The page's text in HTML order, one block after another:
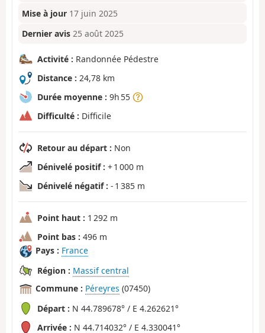
Mise à jour 17 juin 2025
Dernier avis 25 août 2025
Activité : Randonnée Pédestre
Distance : 24,78 km
Durée moyenne : 9h 55
Difficulté : Difficile
Retour au départ : Non
Dénivelé positif : + 1 000 m
Dénivelé négatif : - 1 385 m
Point haut : 1 292 m
Point bas : 496 m
Pays : France
Région : Massif central
Commune : Péreyres (07450)
Départ : N 44.789678° / E 4.262621°
Arrivée : N 44.714032° / E 4.330041°